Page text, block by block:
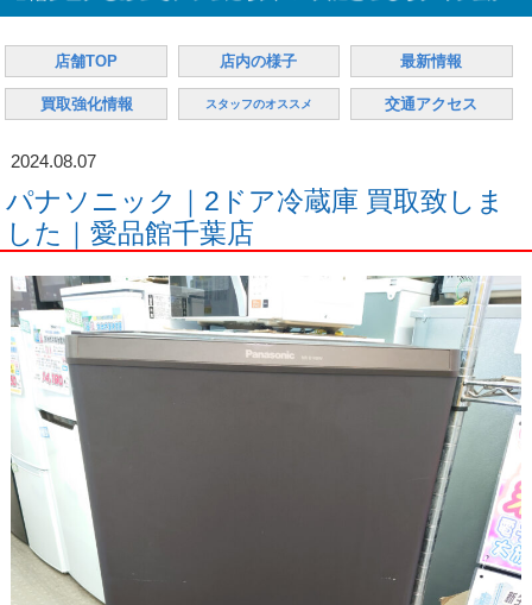
店舗TOP 店内の様子 最新情報
買取強化情報 スタッフのオススメ 交通アクセス
2024.08.07
パナソニック｜2ドア冷蔵庫 買取致しま
した｜愛品館千葉店